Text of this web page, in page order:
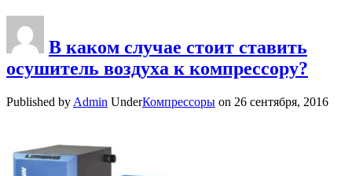
В каком случае стоит ставить
осушитель воздуха к компрессору?
Published by Admin UnderКомпрессоры on 26 сентября, 2016